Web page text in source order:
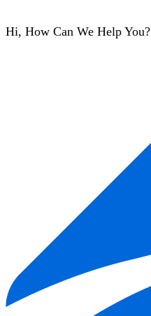
Hi, How Can We Help You?